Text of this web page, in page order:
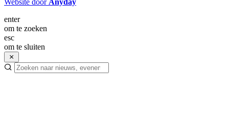
Website doorAnyday
enter
om te zoeken
esc
om te sluiten